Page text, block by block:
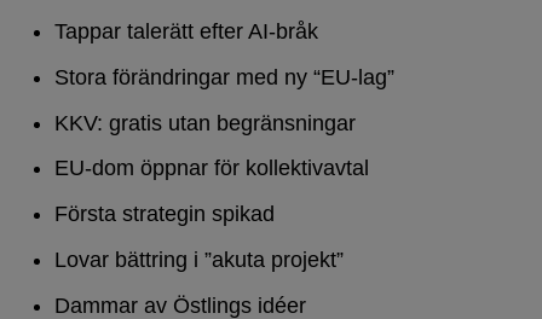
Tappar talerätt efter AI-bråk
Stora förändringar med ny “EU-lag”
KKV: gratis utan begränsningar
EU-dom öppnar för kollektivavtal
Första strategin spikad
Lovar bättring i ”akuta projekt”
Dammar av Östlings idéer